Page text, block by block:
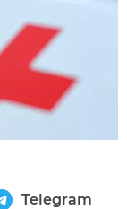
Telegram